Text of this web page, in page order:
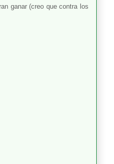
ganar (creo que contra los